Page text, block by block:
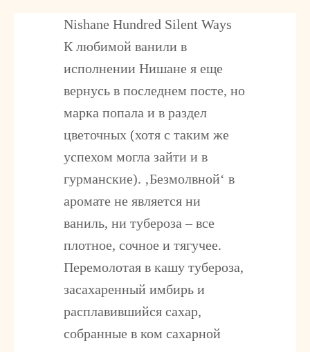
Nishane Hundred Silent Ways
К любимой ванили в
исполнении Нишане я еще
вернусь в последнем посте, но
марка попала и в раздел
цветочных (хотя с таким же
успехом могла зайти и в
гурманские). ‚Безмолвной‘ в
аромате не является ни
ваниль, ни тубероза – все
плотное, сочное и тягучее.
Перемолотая в кашу тубероза,
засахаренный имбирь и
расплавившийся сахар,
собранные в ком сахарной